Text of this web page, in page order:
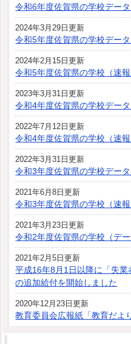
令和6年度佐賀県の学校デー
2024年3月29日更新
令和5年度佐賀県の学校デー
2024年2月15日更新
令和5年度佐賀県の学校（速報
2023年3月31日更新
令和4年度佐賀県の学校デー
2022年7月12日更新
令和4年度佐賀県の学校（速報
2022年3月31日更新
令和3年度佐賀県の学校デー
2021年6月8日更新
令和3年度佐賀県の学校（速報
2021年3月23日更新
令和2年度佐賀県の学校（デー
2021年2月5日更新
平成16年8月1日以降に「失
の追加給付を開始しました
2020年12月23日更新
教育委員会広報紙「教育だよ